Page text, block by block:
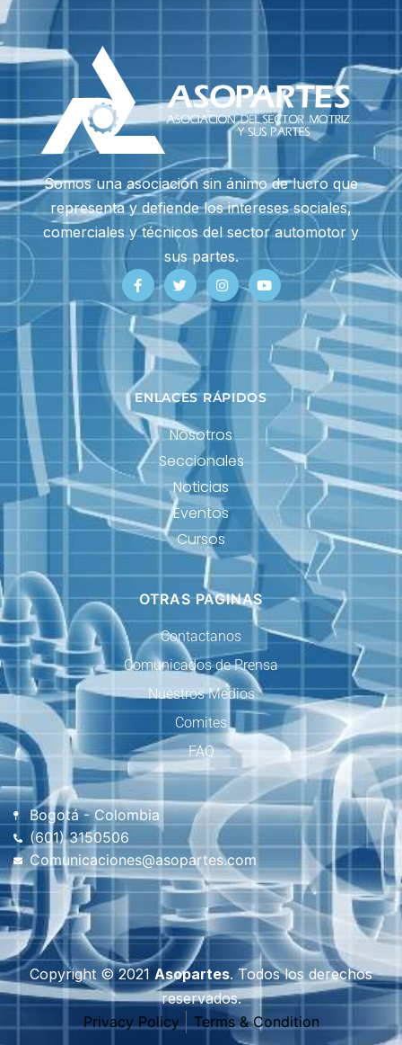
Somos una asociación sin ánimo de lucro que
representa y defiende los intereses sociales,
comerciales y técnicos del sector automotor y
sus partes.
ENLACES RÁPIDOS
Nosotros
Seccionales
Noticias
Eventos
Cursos
OTRAS PAGINAS
Contactanos
Comunicados de Prensa
Nuestros Medios
Comites
FAQ
Bogotá - Colombia
(601) 3150506
Comunicaciones@asopartes.com
Copyright © 2021 Asopartes. Todos los derechos
reservados.
Privacy Policy
Terms & Condition